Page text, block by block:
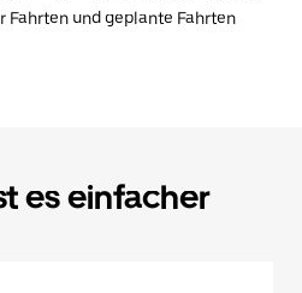
und geplante Fahrten
es einfacher